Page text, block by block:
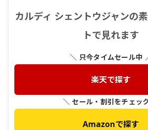
カルディ シェントウジャンの
トで見れます
＼ 只今タイムセール中
楽天で探す
＼ セール・割引をチェッ
Amazonで探す